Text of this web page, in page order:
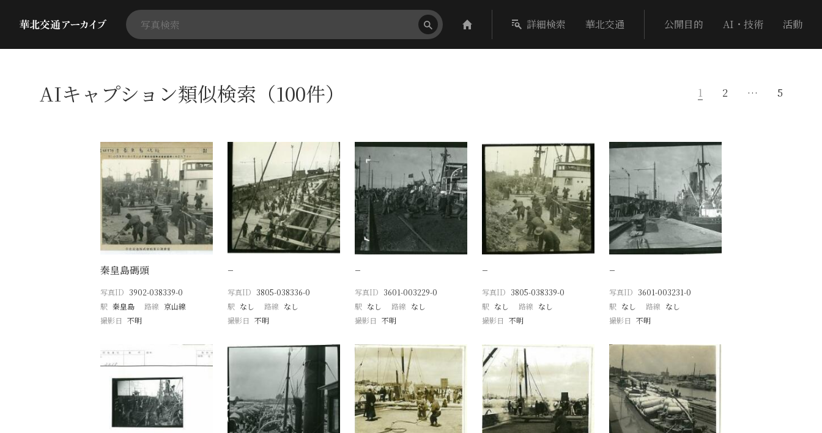
詳細検索 華北交通 公開目的 AI・技術 活動
AIキャプション類似検索（100件） 1 2 … 5
秦皇島碼頭
写真ID 3902-038339-0
駅 秦皇島 路線 京山線
撮影日 不明
−
写真ID 3805-038336-0
駅 なし 路線 なし
撮影日 不明
−
写真ID 3601-003229-0
駅 なし 路線 なし
撮影日 不明
−
写真ID 3805-038339-0
駅 なし 路線 なし
撮影日 不明
−
写真ID 3601-003231-0
駅 なし 路線 なし
撮影日 不明